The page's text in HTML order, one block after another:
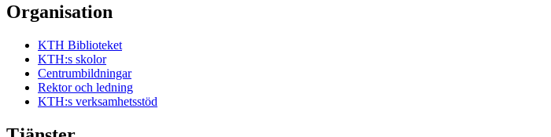
Organisation
KTH Biblioteket
KTH:s skolor
Centrumbildningar
Rektor och ledning
KTH:s verksamhetsstöd